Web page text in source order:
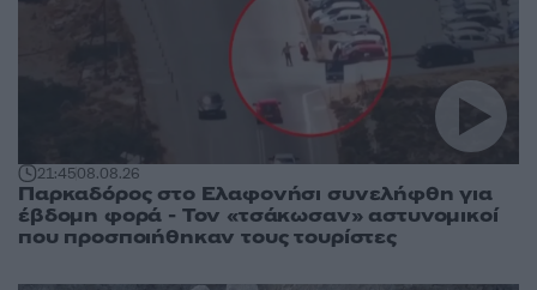
21:4508.08.26
Παρκαδόρος στο Ελαφονήσι συνελήφθη για
έβδομη φορά - Τον «τσάκωσαν» αστυνομικοί
που προσποιήθηκαν τους τουρίστες